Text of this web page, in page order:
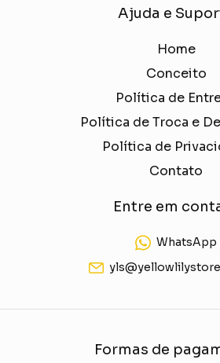
Ajuda e
Home
Conceito
Política de
Política de Troca e
Política de
Contato
Entre em
WhatsApp
Formas de